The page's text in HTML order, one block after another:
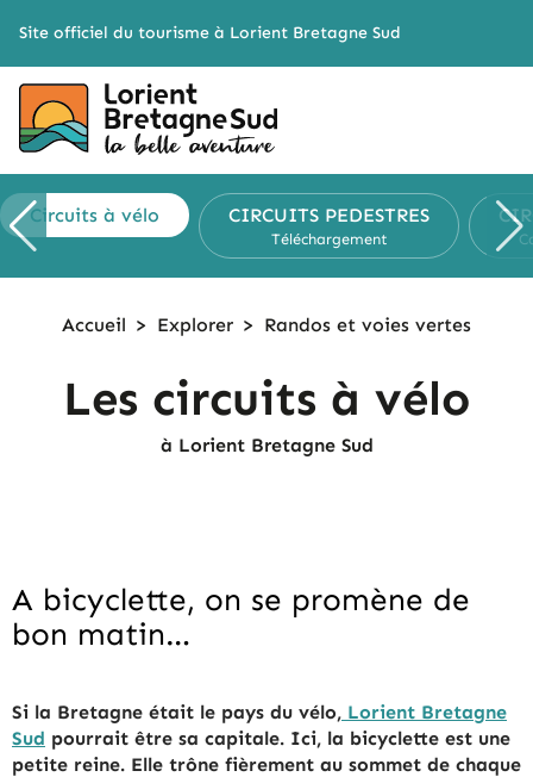
Site officiel du tourisme à Lorient Bretagne Sud
Circuits à vélo CIRCUITS PEDESTRES
Téléchargement
Accueil > Explorer > Randos et voies vertes
Les circuits à vélo
à Lorient Bretagne Sud
A bicyclette, on se promène de
bon matin…
Si la Bretagne était le pays du vélo, Lorient Bretagne
Sud pourrait être sa capitale. Ici, la bicyclette est une
petite reine. Elle trône fièrement au sommet de chaque